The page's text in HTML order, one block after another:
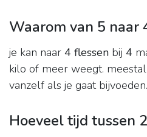
Waarom van 5 naar
je kan naar 4 flessen bij 4
kilo of meer weegt.
vanzelf als je gaat bijvoeden.
Hoeveel tijd tussen